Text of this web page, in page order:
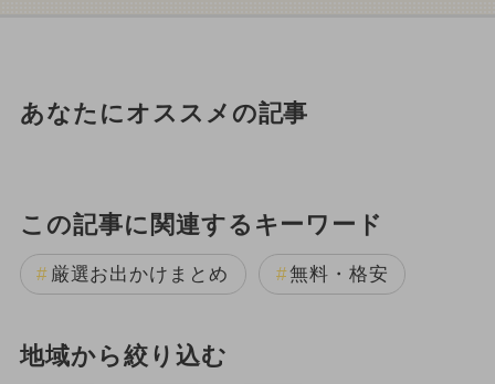
あなたにオススメの記事
この記事に関連するキーワード
厳選お出かけまとめ 無料・格安
地域から絞り込む